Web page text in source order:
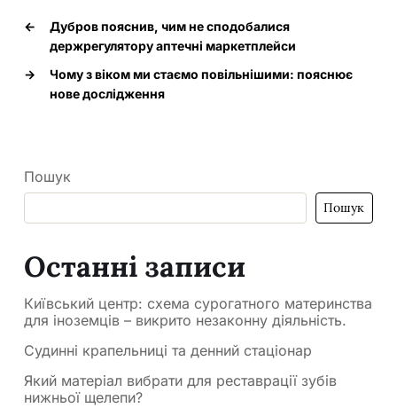
←
Дубров пояснив, чим не сподобалися
держрегулятору аптечні маркетплейси
→
Чому з віком ми стаємо повільнішими: пояснює
нове дослідження
Пошук
Пошук
Останні записи
Київський центр: схема сурогатного материнства
для іноземців – викрито незаконну діяльність.
Судинні крапельниці та денний стаціонар
Який матеріал вибрати для реставрації зубів
нижньої щелепи?